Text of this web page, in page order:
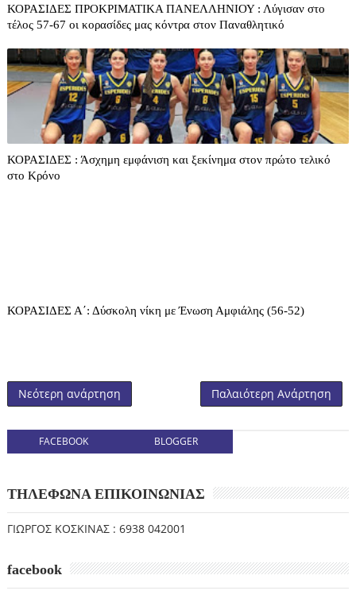
ΚΟΡΑΣΙΔΕΣ ΠΡΟΚΡΙΜΑΤΙΚΑ ΠΑΝΕΛΛΗΝΙΟΥ : Λύγισαν στο
τέλος 57-67 οι κορασίδες μας κόντρα στον Παναθλητικό
ΚΟΡΑΣΙΔΕΣ : Άσχημη εμφάνιση και ξεκίνημα στον πρώτο τελικό
στο Κρόνο
ΚΟΡΑΣΙΔΕΣ Α΄: Δύσκολη νίκη με Ένωση Αμφιάλης (56-52)
Νεότερη ανάρτηση Παλαιότερη Ανάρτηση
FACEBOOK BLOGGER
ΤΗΛΕΦΩΝΑ ΕΠΙΚΟΙΝΩΝΙΑΣ
ΓΙΩΡΓΟΣ ΚΟΣΚΙΝΑΣ : 6938 042001
facebook